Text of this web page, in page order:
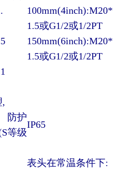
100mm(4inch):M20*
1.5或G1/2或1/2PT
150mm(6inch):M20*
1.5或G1/2或1/2PT
防护
等级
IP65
表头在常温条件下: